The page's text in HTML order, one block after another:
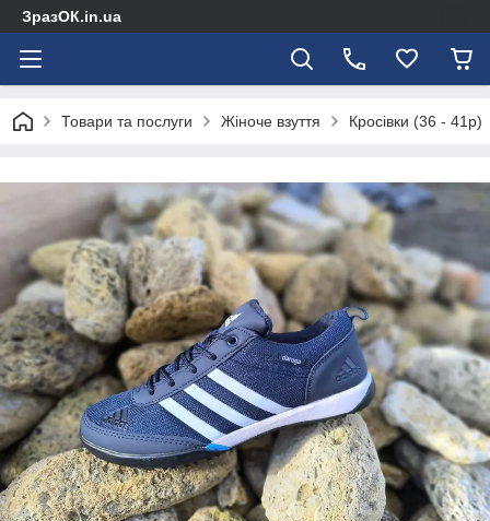
ЗразОК.in.ua
Товари та послуги Жіноче взуття Кросівки (36 - 41р)